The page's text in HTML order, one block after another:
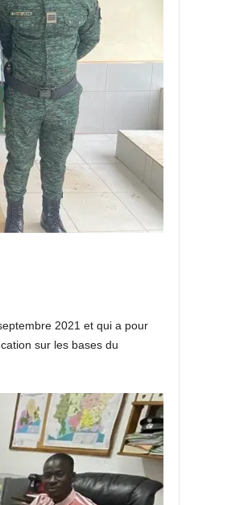
2021 et qui a pour
sur les bases du